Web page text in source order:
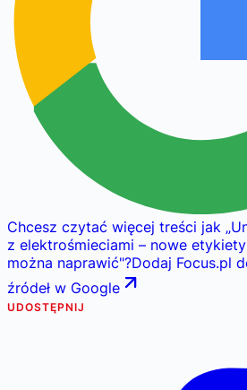
Chcesz czytać więcej treści jak „
z elektrośmieciami – nowe
można naprawić"?Dodaj Focus.pl
źródeł w Google
UDOSTĘPNIJ